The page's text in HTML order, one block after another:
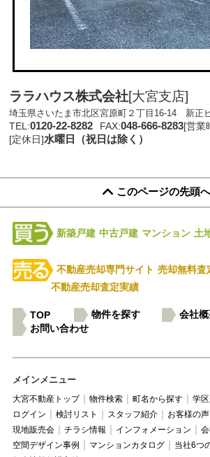
ララハウス株式会社[大宮支店]
埼玉県さいたま市北区宮原町２丁目16-14 新正
TEL:0120-22-8282 FAX:048-666-8283[営業
[定休日]水曜日（祝日は除く）
このページの先頭へ
新築戸建 中古戸建 マンション 土
不動産売却専門サイト 売却無料査
不動産売却査定実績
TOP 物件を探す 会社
お問い合わせ
メインメニュー
大宮不動産トップ 物件検索 町名から探す 学
ログイン
検討リスト スタッフ紹介 お客様の声
現地販売会
チラシ情報 インフォメーション
空間デザイン事例
マンションカタログ 当社6つ